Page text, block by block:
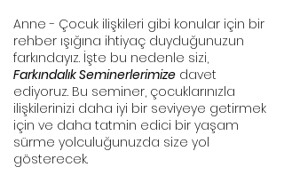
Anne - Çocuk ilişkileri gibi konular için bir
rehber ışığına ihtiyaç duyduğunuzun
farkındayız. İşte bu nedenle sizi,
Farkındalık Seminerlerimize davet
ediyoruz. Bu seminer, çocuklarınızla
ilişkilerinizi daha iyi bir seviyeye getirmek
için ve daha tatmin edici bir yaşam
sürme yolculuğunuzda size yol
gösterecek.